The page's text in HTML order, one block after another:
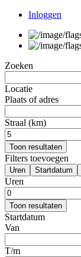
Inloggen
Zoeken
Locatie
Plaats of adres
Straal (km)
Toon resultaten
Filters toevoegen
Uren Startdatum
Uren
Toon resultaten
Startdatum
Van
T/m